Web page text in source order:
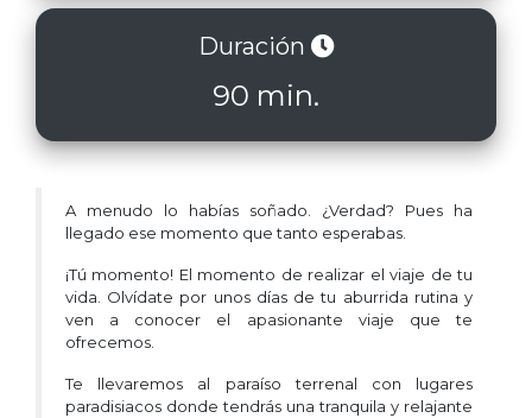
Duración
90 min.
A menudo lo habías soñado. ¿Verdad? Pues ha
llegado ese momento que tanto esperabas.
¡Tú momento! El momento de realizar el viaje de tu
vida. Olvídate por unos días de tu aburrida rutina y
ven a conocer el apasionante viaje que te
ofrecemos.
Te llevaremos al paraíso terrenal con lugares
paradisiacos donde tendrás una tranquila y relajante